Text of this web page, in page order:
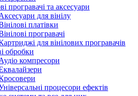
програвачі та аксесуари
для вінілу
платівки
програвачі
для вінілових програвачів
обробки
компресори
процесори ефектів